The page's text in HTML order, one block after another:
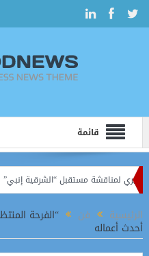
قائمة
لمناقشة مستقبل “الشرقية إنبي”
الرئيسية فن “الفرحة
أحدث أعماله